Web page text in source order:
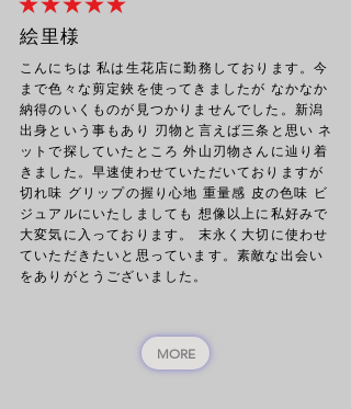
絵里様
こんにちは 私は生花店に勤務しております。今
まで色々な剪定鋏を使ってきましたが なかなか
納得のいくものが見つかりませんでした。新潟
出身という事もあり 刃物と言えば三条と思い ネ
ットで探していたところ 外山刃物さんに辿り着
きました。早速使わせていただいておりますが
切れ味 グリップの握り心地 重量感 皮の色味 ビ
ジュアルにいたしましても 想像以上に私好みで
大変気に入っております。 末永く大切に使わせ
ていただきたいと思っています。素敵な出会い
をありがとうございました。
MORE